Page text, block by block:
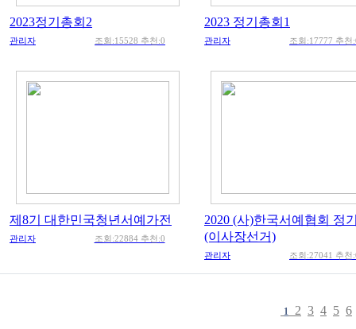
2023정기총회2
관리자 조회:15528 추천:0
2023 정기총회1
관리자 조회:17777 추천
제8기 대한민국청년서예가전
관리자 조회:22884 추천:0
2020 (사)한국서예협회 정
(이사장선거)
관리자 조회:27041 추천
1 2 3 4 5 6